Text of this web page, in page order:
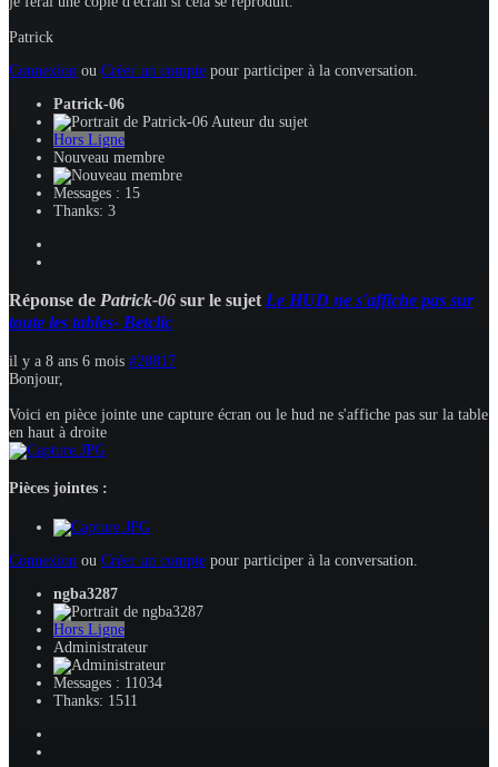
Patrick
Connexion ou Créer un compte pour participer à la conversation.
Patrick-06
Auteur du sujet
Hors Ligne
Nouveau membre
Messages : 15
Thanks: 3
Réponse de Patrick-06 sur le sujetLe HUD ne s'affiche pas sur
toute les tables- Betclic
il y a 8 ans 6 mois #20817
Bonjour,
Voici en pièce jointe une capture écran ou le hud ne s'affiche pas sur la table
en haut à droite
Pièces jointes :
Connexion ou Créer un compte pour participer à la conversation.
ngba3287
Hors Ligne
Administrateur
Messages : 11034
Thanks: 1511